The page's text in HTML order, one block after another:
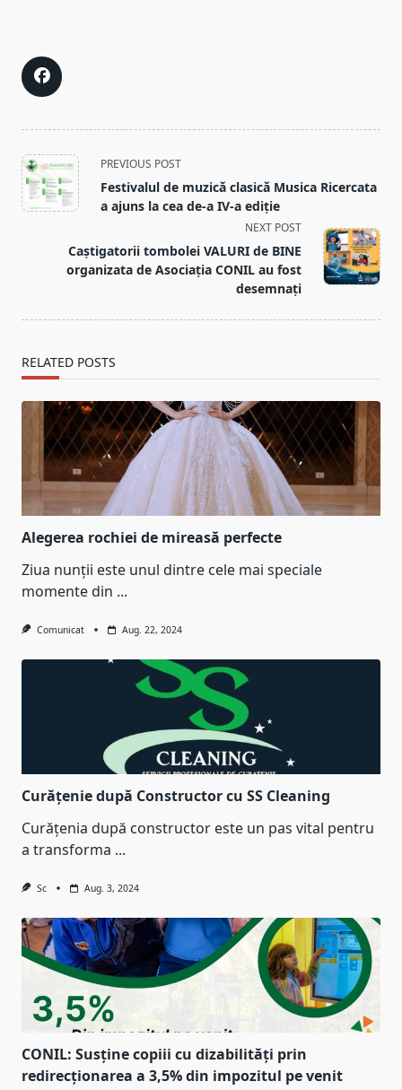
<span
class="nav-
subtitle
reader-
text">Page</span>
PREVIOUS POST
Festivalul de muzică clasică Musica Ricercata
a ajuns la cea de-a IV-a ediție
NEXT POST
Caștigatorii tombolei VALURI de BINE
organizata de Asociația CONIL au fost
desemnați
RELATED POSTS
Alegerea rochiei de mireasă perfecte
Ziua nunții este unul dintre cele mai speciale
momente din ...
Comunicat Aug. 22, 2024
Curățenie după Constructor cu SS Cleaning
Curățenia după constructor este un pas vital pentru
a transforma ...
Sc Aug. 3, 2024
CONIL: Susține copiii cu dizabilități prin
redirecționarea a 3,5% din impozitul pe venit